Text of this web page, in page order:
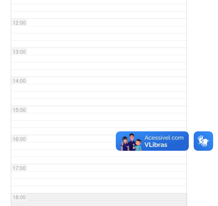
12:00
13:00
14:00
15:00
16:00
17:00
18:00